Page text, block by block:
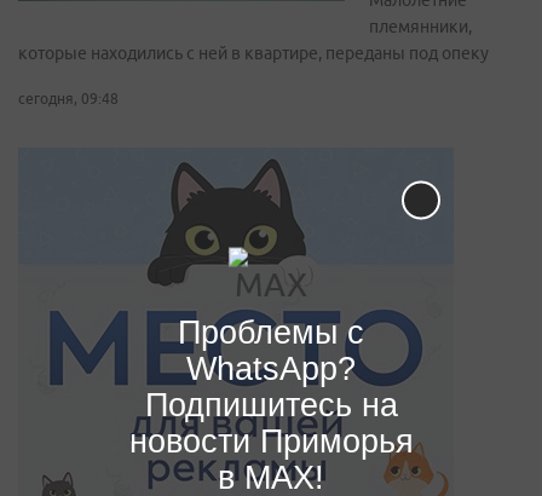
племянники,
которые находились с ней в квартире, переданы под опеку
сегодня, 09:48
Проблемы с
WhatsApp?
Подпишитесь на
новости Приморья
в MAX!